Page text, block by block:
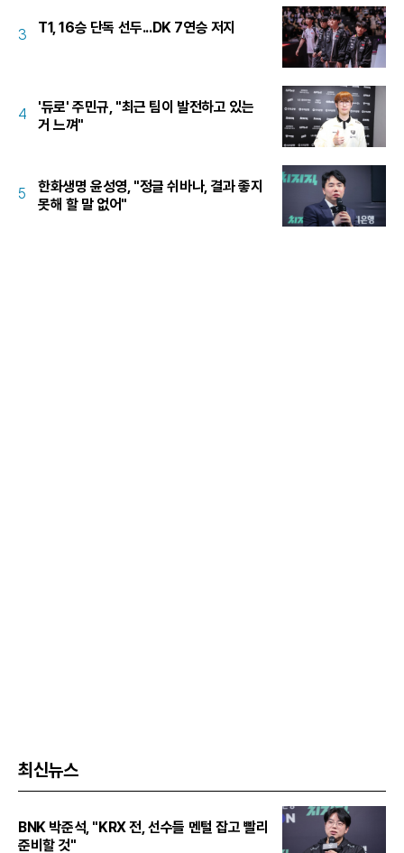
3 T1, 16승 단독 선두...DK 7연승 저지
4
'듀로' 주민규, "최근 팀이 발전하고 있는
거 느껴"
5
한화생명 윤성영, "정글 쉬바나, 결과 좋지
못해 할 말 없어"
최신뉴스
BNK 박준석, "KRX 전, 선수들 멘털 잡고 빨리
준비할 것"